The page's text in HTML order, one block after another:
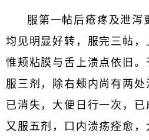
服第一帖后疮疼及泄泻
均见明显好转，服完三帖，
惟颊粘膜与舌上溃点依旧。
服三剂，除右颊内尚有两
已消失，大便日行一次，
又服五剂，口内溃疡痊愈，